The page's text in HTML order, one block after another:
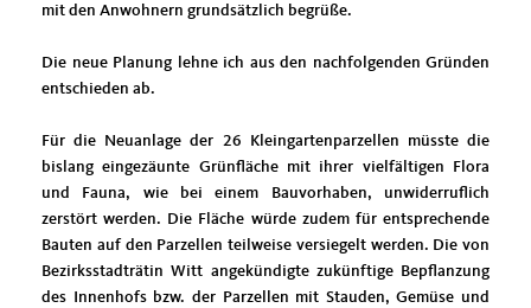
mit den Anwohnern grundsätzlich begrüße.
Die neue Planung lehne ich aus den nachfolgenden Gründen
entschieden ab.
Für die Neuanlage der 26 Kleingartenparzellen müsste die
bislang eingezäunte Grünfläche mit ihrer vielfältigen Flora
und Fauna, wie bei einem Bauvorhaben, unwiderruflich
zerstört werden. Die Fläche würde zudem für entsprechende
Bauten auf den Parzellen teilweise versiegelt werden. Die von
Bezirksstadträtin Witt angekündigte zukünftige Bepflanzung
des Innenhofs bzw. der Parzellen mit Stauden, Gemüse und